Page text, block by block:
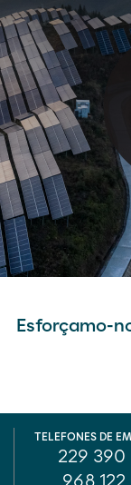
Esforçamo-
TELEFONES DE
229 390
968 122